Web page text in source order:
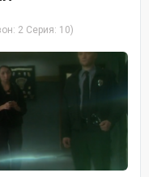
2 Серия: 10)